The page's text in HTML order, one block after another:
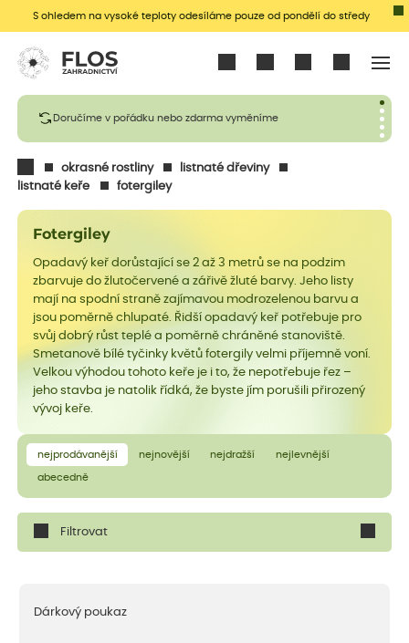
S ohledem na vysoké teploty odesíláme pouze od pondělí do středy
Doručíme v pořádku nebo zdarma vyměníme
okrasné rostliny
listnaté dřeviny
listnaté keře
fotergiley
Fotergiley
Opadavý keř dorůstající se 2 až 3 metrů se na podzim
zbarvuje do žlutočervené a zářivě žluté barvy. Jeho listy
mají na spodní straně zajímavou modrozelenou barvu a
jsou poměrně chlupaté. Řidší opadavý keř potřebuje pro
svůj dobrý růst teplé a poměrně chráněné stanoviště.
Smetanově bílé tyčinky květů fotergily velmi příjemně voní.
Velkou výhodou tohoto keře je i to, že nepotřebuje řez –
jeho stavba je natolik řídká, že byste jím porušili přirozený
vývoj keře.
nejprodávanější nejnovější nejdražší nejlevnější
abecedně
Filtrovat
Dárkový poukaz